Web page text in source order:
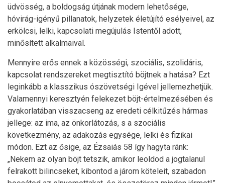
üdvösség, a boldogság útjának modern lehetősége,
hóvirág-igényű pillanatok, helyzetek életújító esélyeivel, az
erkölcsi, lelki, kapcsolati megújulás Istentől adott,
minősített alkalmaival.
Mennyire erős ennek a közösségi, szociális, szolidáris,
kapcsolat rendszereket megtisztító böjtnek a hatása? Ezt
leginkább a klasszikus ószövetségi Igével jellemezhetjük.
Valamennyi keresztyén felekezet böjt-értelmezésében és
gyakorlatában visszacseng az eredeti célkitűzés hármas
jellege: az ima, az önkorlátozás, s a szociális
következmény, az adakozás egysége, lelki és fizikai
módon. Ezt az ősige, az Ézsaiás 58 így hagyta ránk:
„Nekem az olyan böjt tetszik, amikor leoldod a jogtalanul
felrakott bilincseket, kibontod a járom köteleit, szabadon